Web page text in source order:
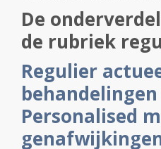
De
de rubriek
Regulier
Personalised